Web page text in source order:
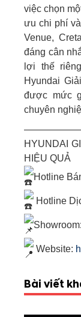
việc chọn
ưu chi phí
Venue,
đáng cân
lợi thế
Hyundai
được mức
chuyên
HYUNDAI
HIỆU QUẢ
Hotline
Hotline
Website:
Bài viết